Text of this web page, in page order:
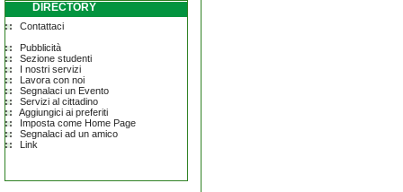
DIRECTORY
Contattaci
Pubblicità
Sezione studenti
I nostri servizi
Lavora con noi
Segnalaci un Evento
Servizi al cittadino
Aggiungici ai preferiti
Imposta come Home Page
Segnalaci ad un amico
Link